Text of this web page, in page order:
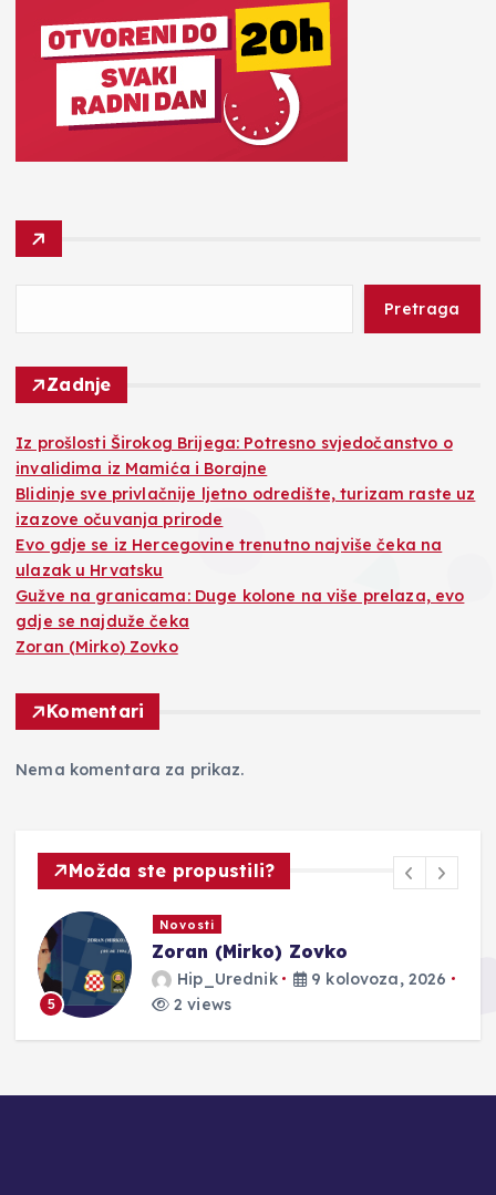
Pretraga
Zadnje
Iz prošlosti Širokog Brijega: Potresno svjedočanstvo o
invalidima iz Mamića i Borajne
Blidinje sve privlačnije ljetno odredište, turizam raste uz
izazove očuvanja prirode
Evo gdje se iz Hercegovine trenutno najviše čeka na
ulazak u Hrvatsku
Gužve na granicama: Duge kolone na više prelaza, evo
gdje se najduže čeka
Zoran (Mirko) Zovko
Komentari
Nema komentara za prikaz.
Možda ste propustili?
5
Novosti
Zoran (Mirko) Zovko
Hip_Urednik
9 kolovoza, 2026
2 views